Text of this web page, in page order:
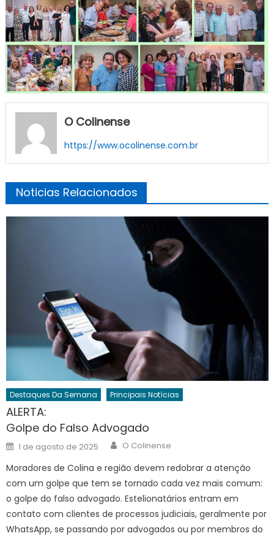
O Colinense
https://www.ocolinense.com.br
Noticias Relacionados
Destaques Da Semana Principais Notícias
ALERTA:
Golpe do Falso Advogado
Posted
on
1 de agosto de 2025 Author
O Colinense
Moradores de Colina e região devem redobrar a atenção
com um golpe que tem se tornado cada vez mais comum:
o golpe do falso advogado. Estelionatários entram em
contato com clientes de processos judiciais, geralmente por
WhatsApp, se passando por advogados ou por membros do